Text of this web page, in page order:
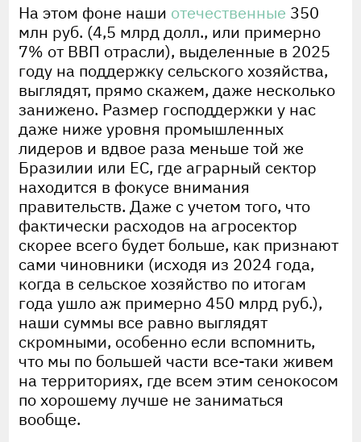
На этом фоне наши отечественные 350
млн руб. (4,5 млрд долл., или примерно
7% от ВВП отрасли), выделенные в 2025
году на поддержку сельского хозяйства,
выглядят, прямо скажем, даже несколько
занижено. Размер господдержки у нас
даже ниже уровня промышленных
лидеров и вдвое раза меньше той же
Бразилии или ЕС, где аграрный сектор
находится в фокусе внимания
правительств. Даже с учетом того, что
фактически расходов на агросектор
скорее всего будет больше, как признают
сами чиновники (исходя из 2024 года,
когда в сельское хозяйство по итогам
года ушло аж примерно 450 млрд руб.),
наши суммы все равно выглядят
скромными, особенно если вспомнить,
что мы по большей части все-таки живем
на территориях, где всем этим сенокосом
по хорошему лучше не заниматься
вообще.